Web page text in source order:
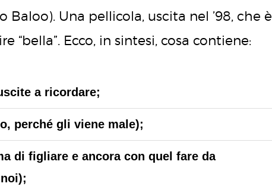
Una pellicola, uscita nel ’98, che è
“bella”. Ecco, in sintesi, cosa contiene:
a ricordare;
perché gli viene male);
di figliare e ancora con quel fare da